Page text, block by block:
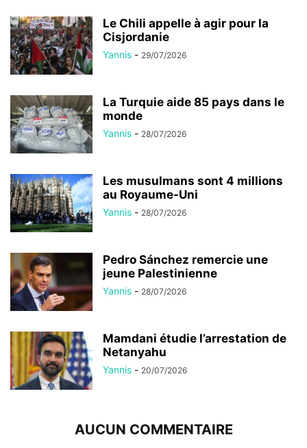
Le Chili appelle à agir pour la
Cisjordanie
Yannis - 29/07/2026
La Turquie aide 85 pays dans le
monde
Yannis - 28/07/2026
Les musulmans sont 4 millions
au Royaume-Uni
Yannis - 28/07/2026
Pedro Sánchez remercie une
jeune Palestinienne
Yannis - 28/07/2026
Mamdani étudie l’arrestation de
Netanyahu
Yannis - 20/07/2026
AUCUN COMMENTAIRE